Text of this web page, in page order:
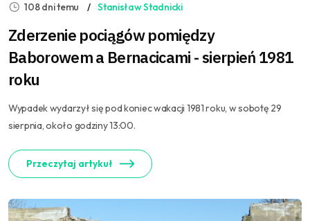
108 dni temu Stanisław Stadnicki
Zderzenie pociągów pomiędzy
Baborowem a Bernacicami - sierpień 1981
roku
Wypadek wydarzył się pod koniec wakacji 1981 roku, w sobotę 29
sierpnia, około godziny 13:00.
Przeczytaj artykuł